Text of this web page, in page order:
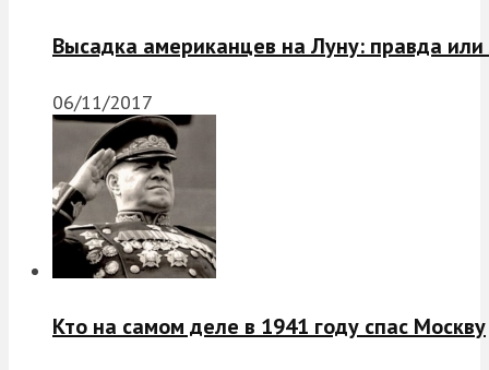
Высадка американцев на Луну: правда
06/11/2017
Кто на самом деле в 1941 году спас Москву